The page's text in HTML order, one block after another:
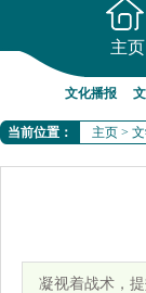
主页
文化播报
当前位置： 主页 >
凝视着战术，提